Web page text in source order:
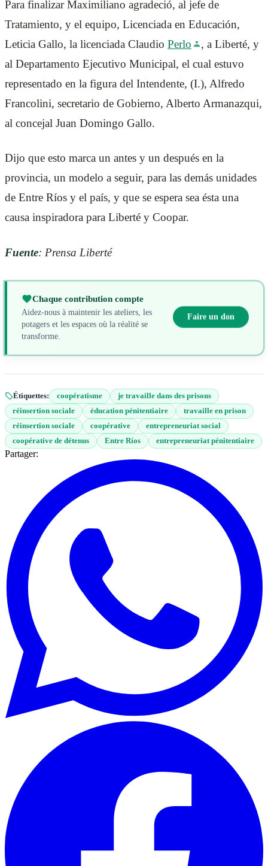
Para finalizar Maximiliano agradeció, al jefe de
Tratamiento, y el equipo, Licenciada en Educación,
Leticia Gallo, la licenciada Claudio Perlo
, a Liberté, y
al Departamento Ejecutivo Municipal, el cual estuvo
representado en la figura del Intendente, (I.), Alfredo
Francolini, secretario de Gobierno, Alberto Armanazqui,
al concejal Juan Domingo Gallo.
Dijo que esto marca un antes y un después en la
provincia, un modelo a seguir, para las demás unidades
de Entre Ríos y el país, y que se espera sea ésta una
causa inspiradora para Liberté y Coopar.
Fuente: Prensa Liberté
Chaque contribution compte
Aidez-nous à maintenir les ateliers, les
potagers et les espaces où la réalité se
transforme.
Faire un don
Étiquettes: coopératisme
je travaille dans des prisons
réinsertion sociale
éducation pénitentiaire
travaille en prison
réinsertion sociale
coopérative
entrepreneuriat social
coopérative de détenus
Entre Ríos entrepreneuriat pénitentiaire
Partager: